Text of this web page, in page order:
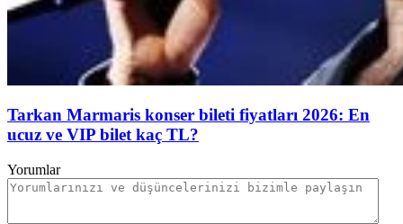
Tarkan Marmaris konser bileti fiyatları 2026: En
ucuz ve VIP bilet kaç TL?
Yorumlar